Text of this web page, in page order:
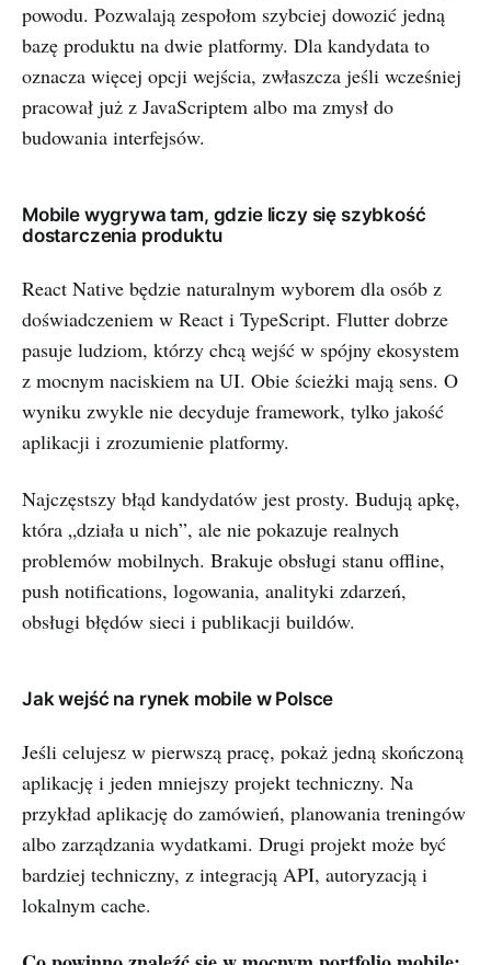
powodu. Pozwalają zespołom szybciej dowozić jedną
bazę produktu na dwie platformy. Dla kandydata to
oznacza więcej opcji wejścia, zwłaszcza jeśli wcześniej
pracował już z JavaScriptem albo ma zmysł do
budowania interfejsów.
Mobile wygrywa tam, gdzie liczy się szybkość
dostarczenia produktu
React Native będzie naturalnym wyborem dla osób z
doświadczeniem w React i TypeScript. Flutter dobrze
pasuje ludziom, którzy chcą wejść w spójny ekosystem
z mocnym naciskiem na UI. Obie ścieżki mają sens. O
wyniku zwykle nie decyduje framework, tylko jakość
aplikacji i zrozumienie platformy.
Najczęstszy błąd kandydatów jest prosty. Budują apkę,
która „działa u nich”, ale nie pokazuje realnych
problemów mobilnych. Brakuje obsługi stanu offline,
push notifications, logowania, analityki zdarzeń,
obsługi błędów sieci i publikacji buildów.
Jak wejść na rynek mobile w Polsce
Jeśli celujesz w pierwszą pracę, pokaż jedną skończoną
aplikację i jeden mniejszy projekt techniczny. Na
przykład aplikację do zamówień, planowania treningów
albo zarządzania wydatkami. Drugi projekt może być
bardziej techniczny, z integracją API, autoryzacją i
lokalnym cache.